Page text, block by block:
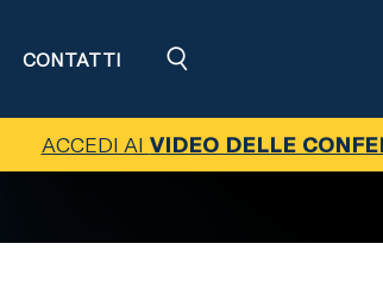
CONTATTI
ACCEDI AI VIDEO DELLE